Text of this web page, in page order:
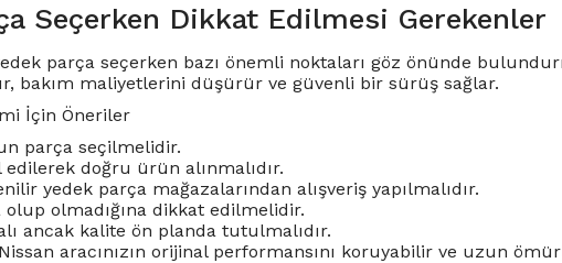
Seçerken Dikkat Edilmesi Gerekenler
parça seçerken bazı önemli noktaları göz önünde
bakım maliyetlerini düşürür ve güvenli bir sürüş sağlar.
İçin Öneriler
parça seçilmelidir.
doğru ürün alınmalıdır.
yedek parça mağazalarından alışveriş yapılmalıdır.
olmadığına dikkat edilmelidir.
ancak kalite ön planda tutulmalıdır.
aracınızın orijinal performansını koruyabilir ve uzun